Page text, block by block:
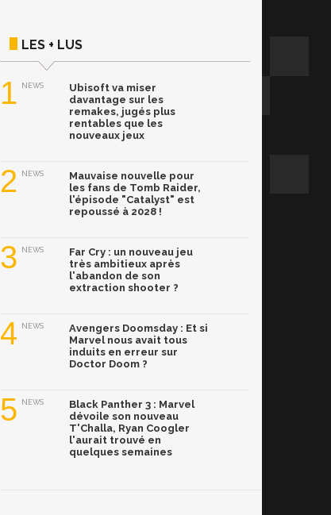
LES + LUS
1 NEWS
Ubisoft va miser
davantage sur les
remakes, jugés plus
rentables que les
nouveaux jeux
2 NEWS
Mauvaise nouvelle pour
les fans de Tomb Raider,
l'épisode "Catalyst" est
repoussé à 2028 !
3 NEWS
Far Cry : un nouveau jeu
très ambitieux après
l'abandon de son
extraction shooter ?
4 NEWS
Avengers Doomsday : Et si
Marvel nous avait tous
induits en erreur sur
Doctor Doom ?
5 NEWS
Black Panther 3 : Marvel
dévoile son nouveau
T'Challa, Ryan Coogler
l'aurait trouvé en
quelques semaines